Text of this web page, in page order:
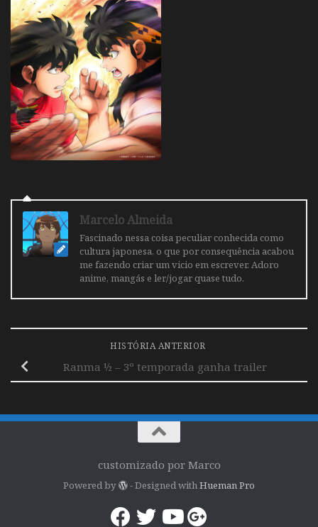
Marcelo Almeida
Fascinado nessa coisa peculiar conhecida como
cultura japonesa, o que por consequência acabou
me fazendo criar um vicio em escrever. Adoro
anime, mangás e ler/jogar quase tudo.
HISTÓRIA ANTERIOR
Ranma ½ – 3º temporada ganha trailer
customizado por Marco
Powered by - Designed withHueman Pro